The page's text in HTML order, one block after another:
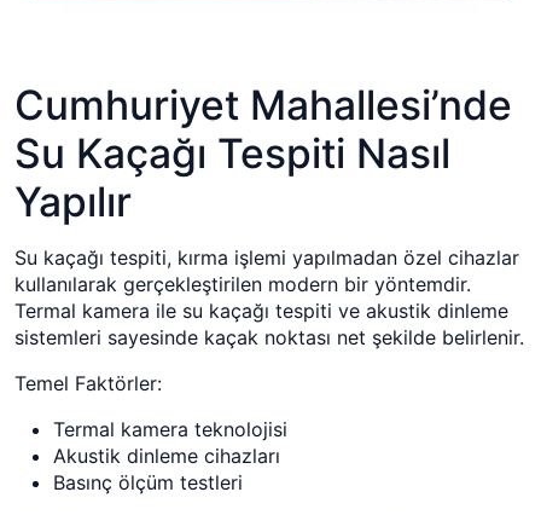
Cumhuriyet Mahallesi’nde
Su Kaçağı Tespiti Nasıl
Yapılır
Su kaçağı tespiti, kırma işlemi yapılmadan özel cihazlar
kullanılarak gerçekleştirilen modern bir yöntemdir.
Termal kamera ile su kaçağı tespiti ve akustik dinleme
sistemleri sayesinde kaçak noktası net şekilde belirlenir.
Temel Faktörler:
Termal kamera teknolojisi
Akustik dinleme cihazları
Basınç ölçüm testleri